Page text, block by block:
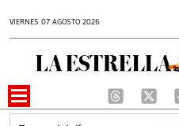
VIERNES 07 AGOSTO 2026